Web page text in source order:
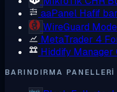
aaPanel Hafif
WireGuard
MetaTrader 4
Hiddify Manager
BARINDIRMA PANELLERI